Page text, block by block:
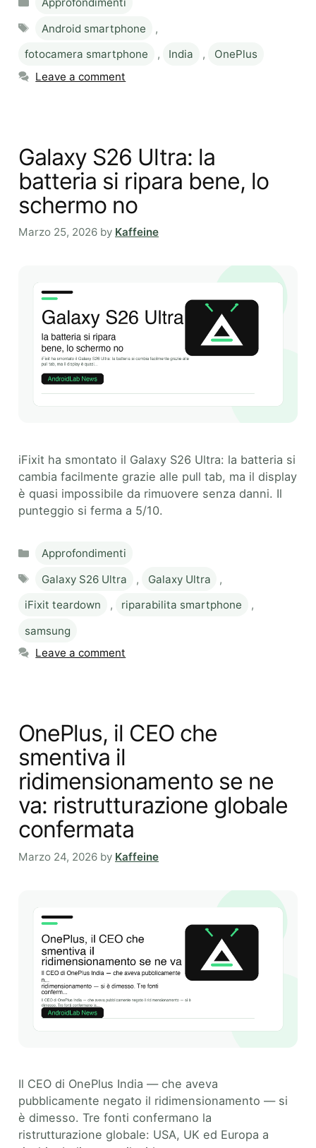
Tags
Android smartphone
,
fotocamera smartphone
, India ,
OnePlus
Leave a comment
Galaxy S26 Ultra: la
batteria si ripara bene, lo
schermo no
Marzo 25, 2026 by Kaffeine
iFixit ha smontato il Galaxy S26 Ultra: la batteria si
cambia facilmente grazie alle pull tab, ma il display
è quasi impossibile da rimuovere senza danni. Il
punteggio si ferma a 5/10.
Categories
Approfondimenti
Tags
Galaxy S26 Ultra , Galaxy Ultra
,
iFixit teardown
, riparabilita smartphone
,
samsung
Leave a comment
OnePlus, il CEO che
smentiva il
ridimensionamento se ne
va: ristrutturazione globale
confermata
Marzo 24, 2026 by Kaffeine
Il CEO di OnePlus India — che aveva
pubblicamente negato il ridimensionamento — si
è dimesso. Tre fonti confermano la
ristrutturazione globale: USA, UK ed Europa a